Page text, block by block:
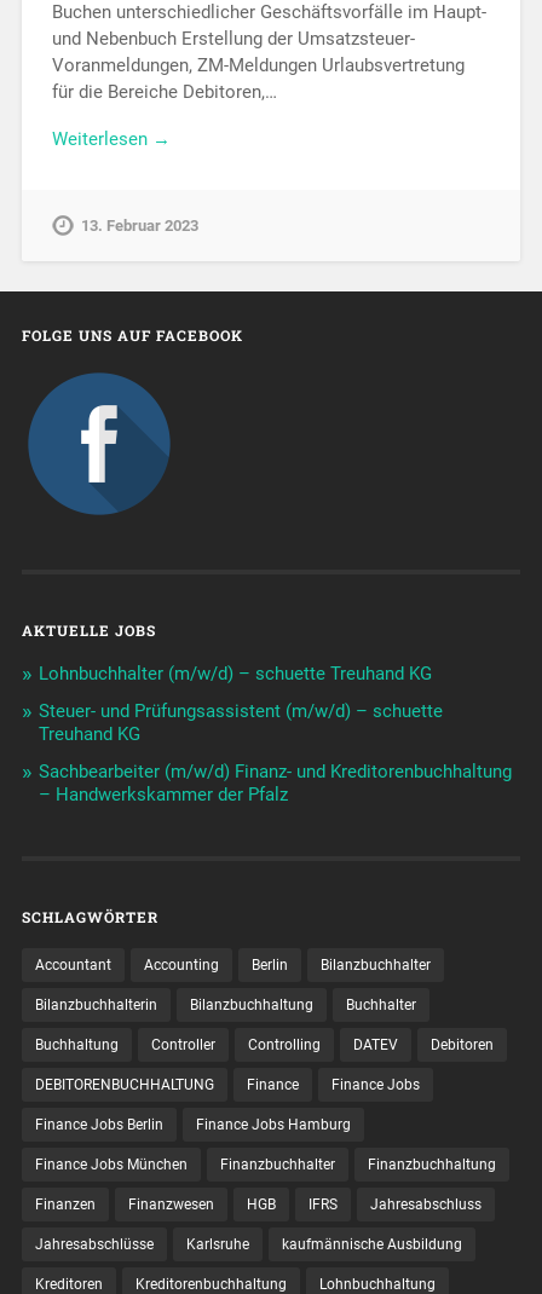
Buchen unterschiedlicher Geschäftsvorfälle im Haupt-
und Nebenbuch Erstellung der Umsatzsteuer-
Voranmeldungen, ZM-Meldungen Urlaubsvertretung
für die Bereiche Debitoren,…
Weiterlesen →
13. Februar 2023
FOLGE UNS AUF FACEBOOK
AKTUELLE JOBS
Lohnbuchhalter (m/w/d) – schuette Treuhand KG
Steuer- und Prüfungsassistent (m/w/d) – schuette
Treuhand KG
Sachbearbeiter (m/w/d) Finanz- und Kreditorenbuchhaltung
– Handwerkskammer der Pfalz
SCHLAGWÖRTER
Accountant Accounting Berlin Bilanzbuchhalter
Bilanzbuchhalterin Bilanzbuchhaltung Buchhalter
Buchhaltung Controller Controlling DATEV Debitoren
DEBITORENBUCHHALTUNG Finance Finance Jobs
Finance Jobs Berlin Finance Jobs Hamburg
Finance Jobs München Finanzbuchhalter Finanzbuchhaltung
Finanzen Finanzwesen HGB IFRS Jahresabschluss
Jahresabschlüsse Karlsruhe kaufmännische Ausbildung
Kreditoren Kreditorenbuchhaltung Lohnbuchhaltung